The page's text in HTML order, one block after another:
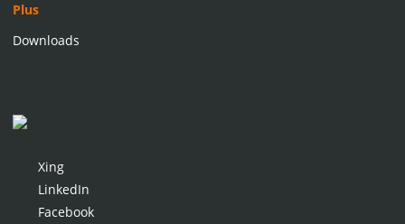
Plus
Downloads
Xing
LinkedIn
Facebook